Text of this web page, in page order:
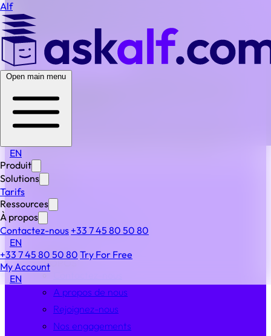
Alf
Open main menu
EN
Produit
Solutions
Tarifs
Ressources
À propos
Contactez-nous +33 7 45 80 50 80
EN
+33 7 45 80 50 80 Try For Free
My Account
EN
BACK TO ALL FAQS
d’une solution interne ?
L’ALF est nettement plus rentable. Il évite les coûts de
en fournissant des mises à jour et une assistance
continues.
PRODUIT
Produit
Fonctionnalités
IA & automatisation
À PROPOS
A propos de nous
Rejoignez-nous
Nos engagements